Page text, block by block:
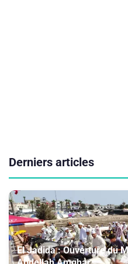
Derniers articles
El Jadida : Ouverture du